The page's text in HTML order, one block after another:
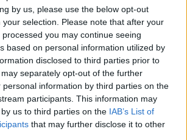
by us, please use the below opt-out
selection. Please note that after your
you may continue seeing
based on personal information utilized by
disclosed to third parties prior to
separately opt-out of the further
personal information by third parties on the
participants. This information may
us to third parties on the IAB’s List of
that may further disclose it to other